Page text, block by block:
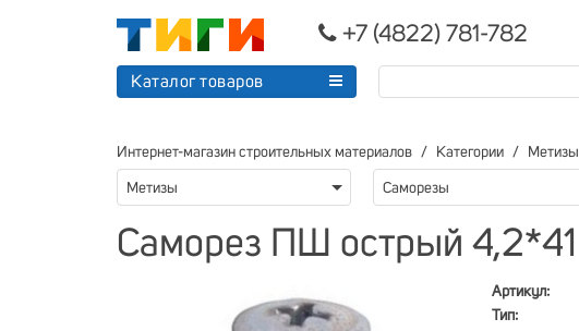
+7 (4822) 781-782
Каталог товаров
Интернет-магазин строительных материалов Категории Метизы
Метизы Саморезы
Саморез ПШ острый 4,2*41
Артикул:
Тип: